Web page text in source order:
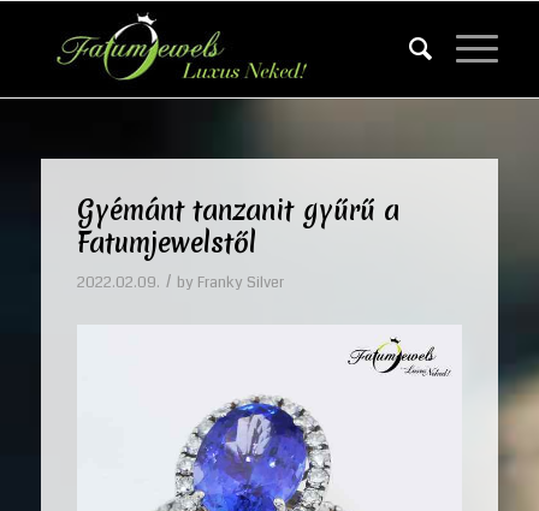
Gyémánt tanzanit gyűrű a
Fatumjewelstől
2022.02.09. / by Franky Silver